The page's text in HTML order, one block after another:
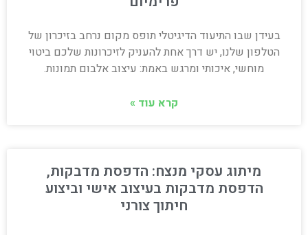
בעידן שבו התיעוד הדיגיטלי תופס מקום נרחב בזיכרון של
הטלפון שלנו, יש דרך אחת להעניק לזיכרונות שלכם ביטוי
מוחשי, איכותי ומרגש באמת: עיצוב אלבום תמונות.
קרא עוד »
מיתוג עסקי מנצח: הדפסת מדבקות,
הדפסת מדבקות בעיצוב אישי וביצוע
חיתוך צורני